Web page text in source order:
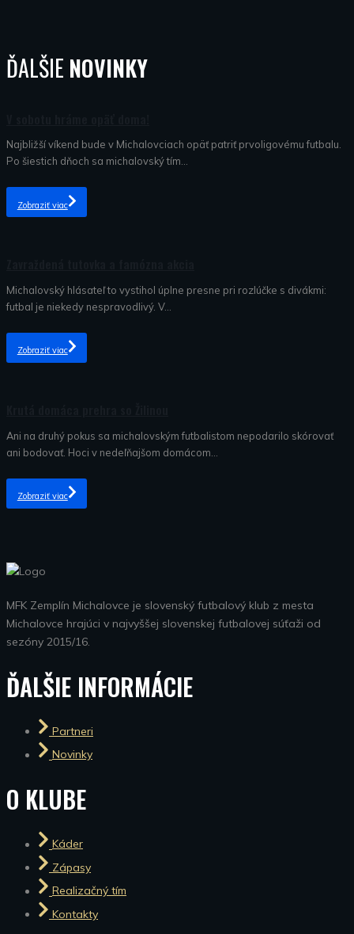
ĎALŠIE NOVINKY
Najbližší víkend bude v Michalovciach opäť patriť prvoligovému futbalu.
Po šiestich dňoch sa michalovský tím...
Zobraziť viac
Michalovský hlásateľ to vystihol úplne presne pri rozlúčke s divákmi:
futbal je niekedy nespravodlivý. V...
Zobraziť viac
Ani na druhý pokus sa michalovským futbalistom nepodarilo skórovať
ani bodovať. Hoci v nedeľňajšom domácom...
Zobraziť viac
MFK Zemplín Michalovce je slovenský futbalový klub z mesta
Michalovce hrajúci v najvyššej slovenskej futbalovej súťaži od
sezóny 2015/16.
ĎALŠIE INFORMÁCIE
Partneri
Novinky
O KLUBE
Káder
Zápasy
Realizačný tím
Kontakty